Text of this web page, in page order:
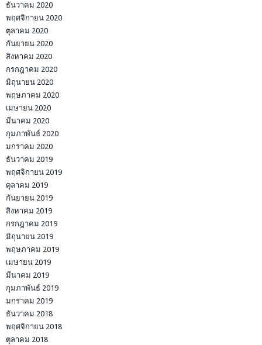
ธันวาคม 2020
พฤศจิกายน 2020
ตุลาคม 2020
กันยายน 2020
สิงหาคม 2020
กรกฎาคม 2020
มิถุนายน 2020
พฤษภาคม 2020
เมษายน 2020
มีนาคม 2020
กุมภาพันธ์ 2020
มกราคม 2020
ธันวาคม 2019
พฤศจิกายน 2019
ตุลาคม 2019
กันยายน 2019
สิงหาคม 2019
กรกฎาคม 2019
มิถุนายน 2019
พฤษภาคม 2019
เมษายน 2019
มีนาคม 2019
กุมภาพันธ์ 2019
มกราคม 2019
ธันวาคม 2018
พฤศจิกายน 2018
ตุลาคม 2018